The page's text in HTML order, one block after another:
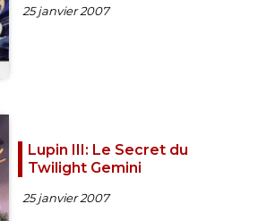
25 janvier 2007
Lupin III: Le Secret du
Twilight Gemini
25 janvier 2007